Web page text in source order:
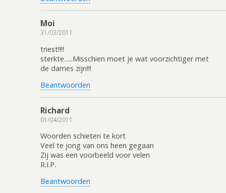
Moi
31/03/2011
triest!!!!
sterkte…..Misschien moet je wat voorzichtiger met
de dames zijn!!!
Beantwoorden
Richard
01/04/2011
Woorden schieten te kort
Veel te jong van ons heen gegaan
Zij was een voorbeeld voor velen
R.I.P.
Beantwoorden